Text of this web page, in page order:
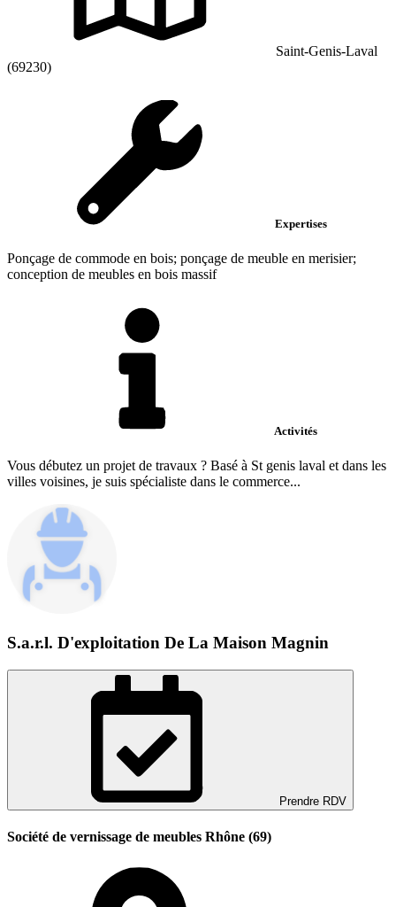
Saint-Genis-Laval
(69230)
Expertises
Ponçage de commode en bois; ponçage de meuble en merisier;
conception de meubles en bois massif
Activités
Vous débutez un projet de travaux ? Basé à St genis laval et dans les
villes voisines, je suis spécialiste dans le commerce...
S.a.r.l. D'exploitation De La Maison Magnin
Prendre RDV
Société de vernissage de meubles Rhône (69)